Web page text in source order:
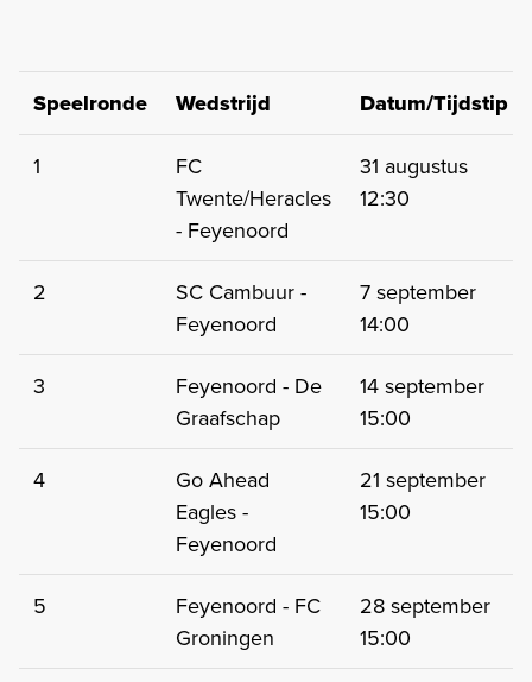
Speelronde Wedstrijd Datum/Tijdstip
1
FC
Twente/Heracles
- Feyenoord
31 augustus
12:30
2
SC Cambuur -
Feyenoord
7 september
14:00
3
Feyenoord - De
Graafschap
14 september
15:00
4
Go Ahead
Eagles -
Feyenoord
21 september
15:00
5
Feyenoord - FC
Groningen
28 september
15:00